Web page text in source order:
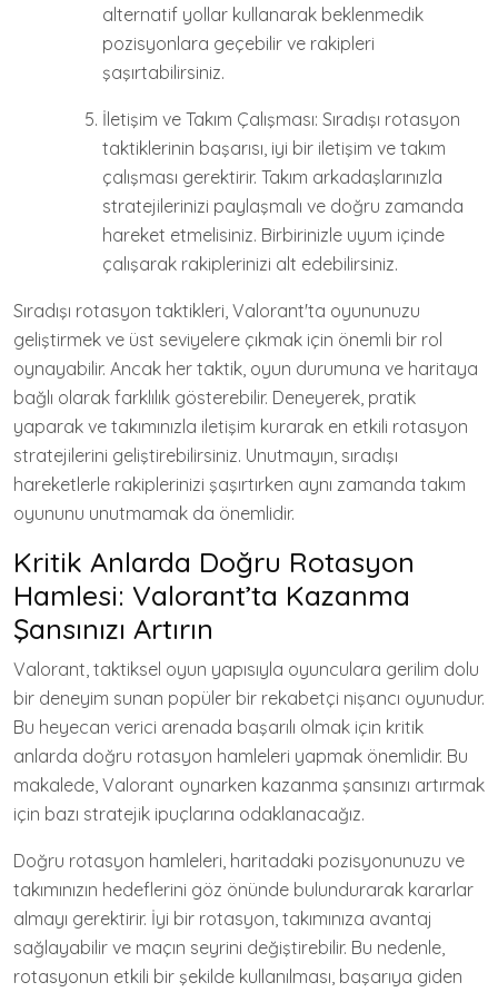
alternatif yollar kullanarak beklenmedik
pozisyonlara geçebilir ve rakipleri
şaşırtabilirsiniz.
İletişim ve Takım Çalışması: Sıradışı rotasyon
taktiklerinin başarısı, iyi bir iletişim ve takım
çalışması gerektirir. Takım arkadaşlarınızla
stratejilerinizi paylaşmalı ve doğru zamanda
hareket etmelisiniz. Birbirinizle uyum içinde
çalışarak rakiplerinizi alt edebilirsiniz.
Sıradışı rotasyon taktikleri, Valorant'ta oyununuzu
geliştirmek ve üst seviyelere çıkmak için önemli bir rol
oynayabilir. Ancak her taktik, oyun durumuna ve haritaya
bağlı olarak farklılık gösterebilir. Deneyerek, pratik
yaparak ve takımınızla iletişim kurarak en etkili rotasyon
stratejilerini geliştirebilirsiniz. Unutmayın, sıradışı
hareketlerle rakiplerinizi şaşırtırken aynı zamanda takım
oyununu unutmamak da önemlidir.
Kritik Anlarda Doğru Rotasyon
Hamlesi: Valorant’ta Kazanma
Şansınızı Artırın
Valorant, taktiksel oyun yapısıyla oyunculara gerilim dolu
bir deneyim sunan popüler bir rekabetçi nişancı oyunudur.
Bu heyecan verici arenada başarılı olmak için kritik
anlarda doğru rotasyon hamleleri yapmak önemlidir. Bu
makalede, Valorant oynarken kazanma şansınızı artırmak
için bazı stratejik ipuçlarına odaklanacağız.
Doğru rotasyon hamleleri, haritadaki pozisyonunuzu ve
takımınızın hedeflerini göz önünde bulundurarak kararlar
almayı gerektirir. İyi bir rotasyon, takımınıza avantaj
sağlayabilir ve maçın seyrini değiştirebilir. Bu nedenle,
rotasyonun etkili bir şekilde kullanılması, başarıya giden